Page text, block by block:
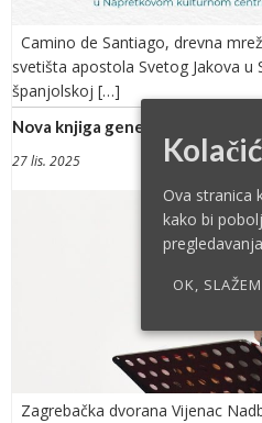
Camino de Santiago, drevna
svetišta apostola Svetog Jakova u
španjolskoj […]
Nova knjiga generala Ivana Tolja
27 lis. 2025
Zagrebačka dvorana Vijenac
Ova stranica
kako bi
pregledavanja
OK,